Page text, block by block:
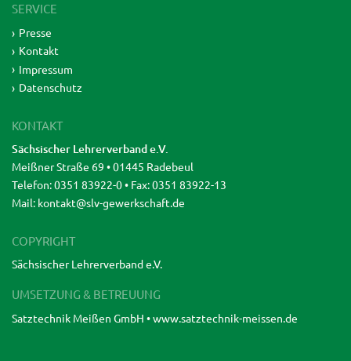
SERVICE
Presse
Kontakt
Impressum
Datenschutz
KONTAKT
Sächsischer Lehrerverband e.V.
Meißner Straße 69 • 01445 Radebeul
Telefon: 0351 83922-0 • Fax: 0351 83922-13
Mail: kontakt@slv-gewerkschaft.de
COPYRIGHT
Sächsischer Lehrerverband e.V.
UMSETZUNG & BETREUUNG
Satztechnik Meißen GmbH •www.satztechnik-meissen.de